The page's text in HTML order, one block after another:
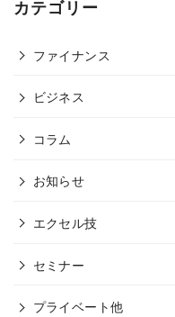
カテゴリー
ファイナンス
ビジネス
コラム
お知らせ
エクセル技
セミナー
プライベート他